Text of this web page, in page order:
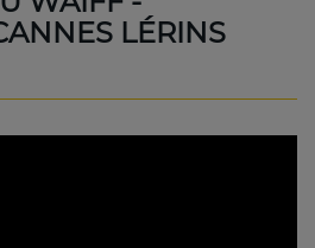
LÉRINS